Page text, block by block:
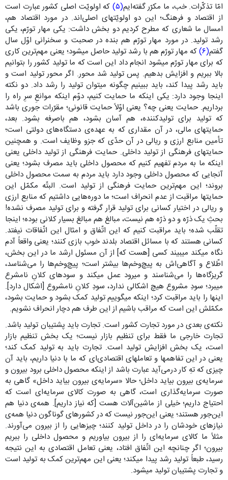
امّا تذکّرات. خب، ما مکرّر گفته‌ایم(۵)
که اولویّت اصلی کشور عبارت است
از اقتصاد و فرهنگ؛ این دو اولویّتهای اصلی‌اند. در مورد اقتصاد هم،
امسال ما شعاری که مطرح کردیم دو بخش داشت: یکی مهار تورّم، یکی
رشد تولید. در مورد مهار تورّم هم بنده در صحبت و سخنرانی اوّل سال
گفتم(۶)
که مهار تورّم هم با رشد تولید حاصل میشود؛ یعنی مهم‌ترین کاری
که برای مهار تورّم میشود انجام داد این است که ما تولید کشور را بتوانیم
بالا ببریم و افزایش بدهیم. پس تولید شد محور. اگر محور تولید است و
باید رشد پیدا کند، باید ببینیم چگونه میتوان تولید را رشد داد. دو نکته
اینجا وجود دارد: یکی اینکه ما حمایت کنیم، دوّم اینکه موانعِ سرِ راه را
برداریم. حمایت یعنی چه؟ یعنی اوّلاً حمایت قانونی؛ مقرّرات جوری باشد
که تولید برای تولیدکننده، هم آسان بشود، هم باصرفه بشود. بعد،
حمایتهای مالی، در آن مقداری که به عهده‌ی دستگاه‌های دولتی است؛
تأمین منابع ارزی و ریالی در آن حدّی که جزو وظایف است. و همچنین
حمایتهای فرهنگی از تولید داخلی. حمایت فرهنگی از تولید داخلی یعنی
اینکه ما به مردم تفهیم کنیم که محصول داخلی باید مصرف بشود؛ یعنی
آنجایی که محصول داخلی وجود دارد باید مردم به سمت محصول داخلی
بروند؛ این مهم‌ترین حمایت فرهنگی از تولید است. البتّه مکمّل این
حمایتها مراقبت از عدم انحراف است؛ ما دوره‌هایی داشتیم که منابع ارزی
و ریالی در اختیار کسانی برای تولید قرار گرفته و برای تولید مصرف نشده!
بحثِ یک ذرّه و دو ذرّه هم نیست، مبالغ هم مبالغ بسیار کلانی بوده؛ اینجا
تقلّب شده؛ باید مراقبت کنیم که این اتّفاق و امثال این اتّفاقات نیفتد.
کسانی هستند که با مسائل اقتصاد بلدند خوب بازی کنند؛ یعنی واقعاً آدم
نگاه میکند میبیند کسی [هست که] از آن مسئول ارشد ما در این بخش،
اطّلاع و آگاهی‌اش به پیچ‌وخم‌ها بیشتر است؛ پیچ‌وخم‌ها را می‌شناسد،
گریزگاه‌ها را می‌شناسند و میرود عمل میکند و سودهای کلانِ نامشرع
میبرد؛ سودِ مشروع هیچ اشکالی ندارد، سودِ کلانِ نامشروع [اشکال دارد].
اینها را باید مراقبت کرد؛ اینکه میگوییم تولید کمک بشود و حمایت بشود،
مکمّلش این است که مراقب باشیم از این طرف هم دچار انحراف نشویم.
نکته‌ی بعدی در مورد تجارت کشور است. تجارت باید پشتیبان تولید باشد.
تجارت خارجی ‌ما فقط برای تنظیم بازار نیست؛ یک بخش تنظیم بازار
است، یک بخش افزایش تولید است. تجارت باید به تولید کمک کند؛
یعنی در این تفاهمها و تعاملهای اقتصادی‌ای که ما با دنیا داریم، باید آن
چیزی که تهِ کار درمی‌آید عبارت باشد از اینکه محصول داخلی برود بیرون و
سرمایه‌ی بیرون بیاید داخل؛ حالا «سرمایه‌ی بیرون بیاید داخل» گاهی به
صورت سرمایه‌گذاری است، گاهی به صورت کالای سرمایه‌ای است که
احتیاج داریم؛ خیلی از ماشین‌آلات هست [که نیاز داریم]. همه‌ی دنیا هم
این‌جور هستند؛ یعنی این‌جور نیست که در کشورهای گوناگون دنیا همه‌ی
نیازهای خودشان را در داخل تولید کنند؛ چیزهایی را از بیرون می‌آورند.
مثلاً ما کالای سرمایه‌ای را از بیرون بیاوریم و محصول داخلی را ببریم
بیرون؛ اگر چنانچه این اتّفاق افتاد، یعنی تعامل اقتصادی به این نتیجه
رسید، طبعاً تولید رشد پیدا میکند؛ یعنی این مهم‌ترین کمک به تولید است
و تجارت پشتیبان تولید میشود.